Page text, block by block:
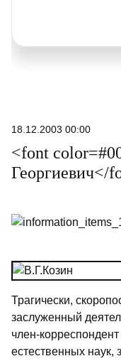
18.12.2003 00:00
<font
Георгиевич</
Трагически,
заслуженный
член-
естественных